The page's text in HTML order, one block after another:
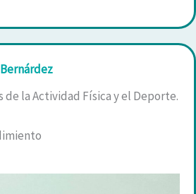
de la Actividad Física y el Deporte.